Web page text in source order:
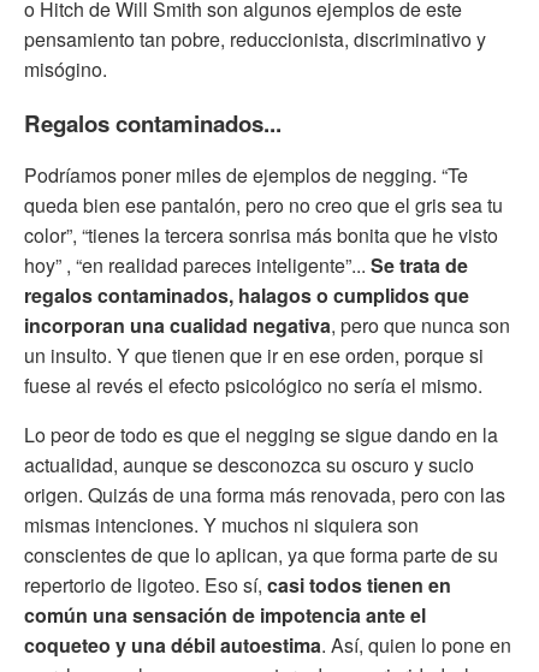
o Hitch de Will Smith son algunos ejemplos de este
pensamiento tan pobre, reduccionista, discriminativo y
misógino.
Regalos contaminados...
Podríamos poner miles de ejemplos de negging. “Te
queda bien ese pantalón, pero no creo que el gris sea tu
color”, “tienes la tercera sonrisa más bonita que he visto
hoy” , “en realidad pareces inteligente”... Se trata de
regalos contaminados, halagos o cumplidos que
incorporan una cualidad negativa, pero que nunca son
un insulto. Y que tienen que ir en ese orden, porque si
fuese al revés el efecto psicológico no sería el mismo.
Lo peor de todo es que el negging se sigue dando en la
actualidad, aunque se desconozca su oscuro y sucio
origen. Quizás de una forma más renovada, pero con las
mismas intenciones. Y muchos ni siquiera son
conscientes de que lo aplican, ya que forma parte de su
repertorio de ligoteo. Eso sí, casi todos tienen en
común una sensación de impotencia ante el
coqueteo y una débil autoestima. Así, quien lo pone en